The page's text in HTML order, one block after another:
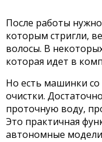
После работы
которым стригли,
волосы. В
которая идет в
Но есть машинки
очистки.
проточную воду,
Это практичная
автономные